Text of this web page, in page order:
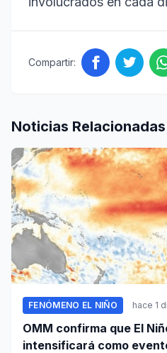
Compartir:
Noticias Relacionadas
FENÓMENO EL NIÑO hace 1
OMM confirma que El
intensificará como